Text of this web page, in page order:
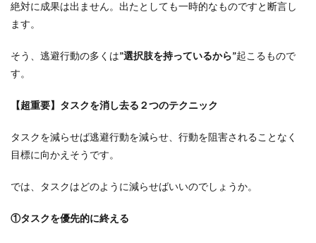
絶対に成果は出ません。出たとしても一時的なものですと断言し
ます。
そう、逃避行動の多くは”選択肢を持っているから”起こるもので
す。
【超重要】タスクを消し去る２つのテクニック
タスクを減らせば逃避行動を減らせ、行動を阻害されることなく
目標に向かえそうです。
では、タスクはどのように減らせばいいのでしょうか。
①タスクを優先的に終える